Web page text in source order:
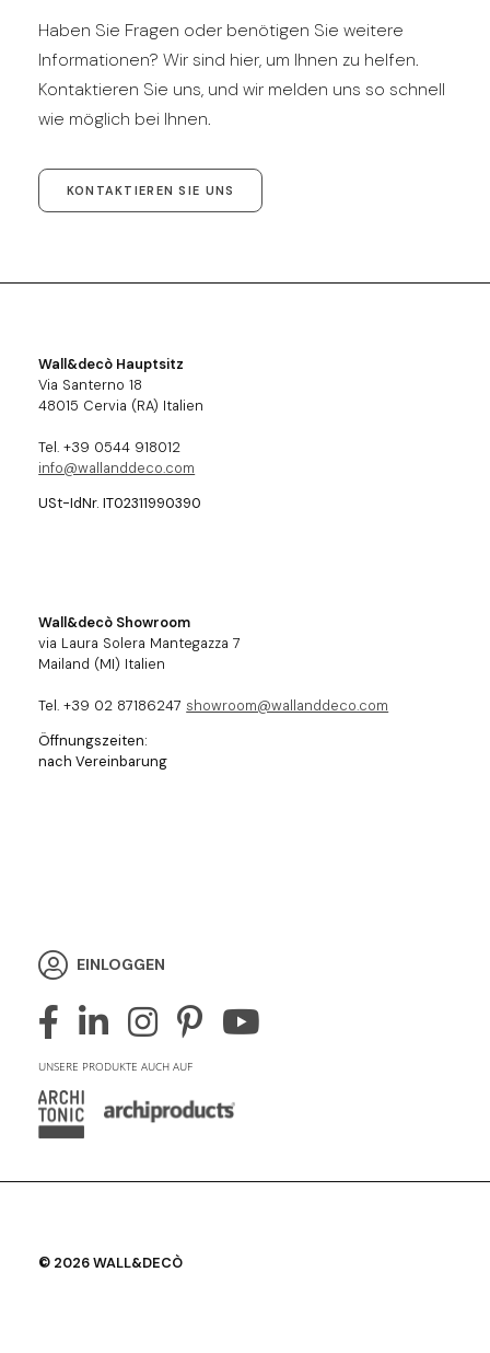
Haben Sie Fragen oder benötigen Sie weitere
Informationen? Wir sind hier, um Ihnen zu helfen.
Kontaktieren Sie uns, und wir melden uns so schnell
wie möglich bei Ihnen.
KONTAKTIEREN SIE UNS
Wall&decò Hauptsitz
Via Santerno 18
48015 Cervia (RA) Italien
Tel. +39 0544 918012
info@wallanddeco.com
USt-IdNr. IT02311990390
Wall&decò Showroom
via Laura Solera Mantegazza 7
Mailand (MI) Italien
Tel. +39 02 87186247 showroom@wallanddeco.com
Öffnungszeiten:
nach Vereinbarung
EINLOGGEN
UNSERE PRODUKTE AUCH AUF
© 2026 WALL&DECÒ